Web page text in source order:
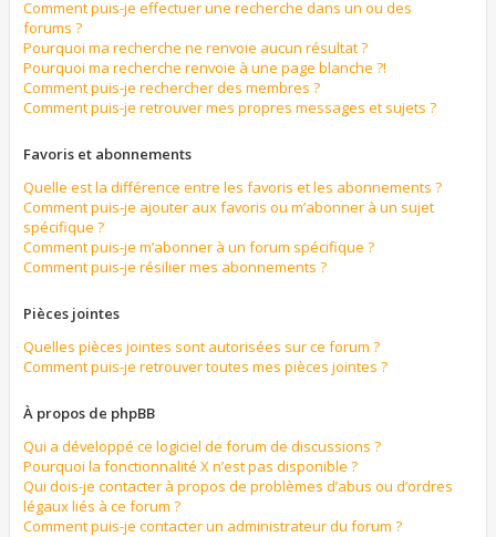
Comment puis-je effectuer une recherche dans un ou des
forums ?
Pourquoi ma recherche ne renvoie aucun résultat ?
Pourquoi ma recherche renvoie à une page blanche ?!
Comment puis-je rechercher des membres ?
Comment puis-je retrouver mes propres messages et sujets ?
Favoris et abonnements
Quelle est la différence entre les favoris et les abonnements ?
Comment puis-je ajouter aux favoris ou m’abonner à un sujet
spécifique ?
Comment puis-je m’abonner à un forum spécifique ?
Comment puis-je résilier mes abonnements ?
Pièces jointes
Quelles pièces jointes sont autorisées sur ce forum ?
Comment puis-je retrouver toutes mes pièces jointes ?
À propos de phpBB
Qui a développé ce logiciel de forum de discussions ?
Pourquoi la fonctionnalité X n’est pas disponible ?
Qui dois-je contacter à propos de problèmes d’abus ou d’ordres
légaux liés à ce forum ?
Comment puis-je contacter un administrateur du forum ?